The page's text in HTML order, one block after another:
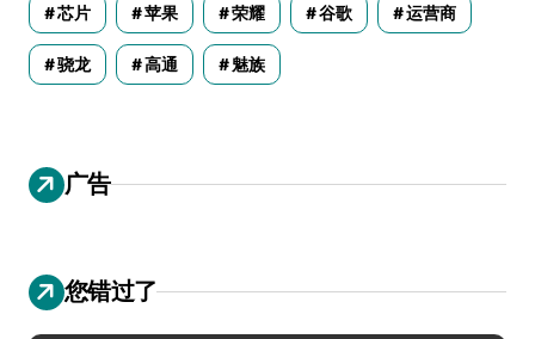
芯片 苹果 荣耀 谷歌 运营商
骁龙 高通 魅族
广告
您错过了